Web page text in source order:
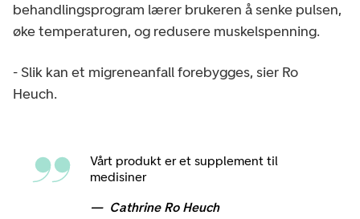
behandlingsprogram lærer brukeren å senke pulsen,
øke temperaturen, og redusere muskelspenning.
- Slik kan et migreneanfall forebygges, sier Ro
Heuch.
Vårt produkt er et supplement til
medisiner
Cathrine Ro Heuch